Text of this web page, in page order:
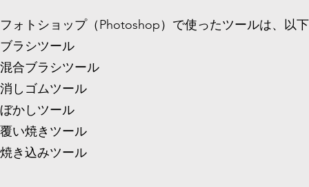
フォトショップ（Photoshop）で使ったツールは、以
ブラシツール
混合ブラシツール
消しゴムツール
ぼかしツール
覆い焼きツール
焼き込みツール